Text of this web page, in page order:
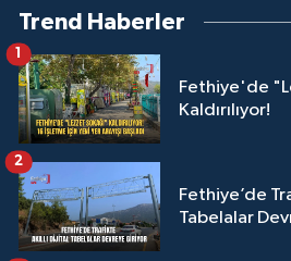
Trend Haberler
Fethiye'de
Kaldırılıyor!
1
Fethiye’de Trafikte
Tabelalar
2